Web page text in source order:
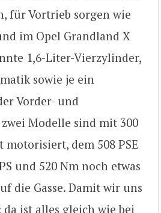
für Vortrieb sorgen wie
im Opel Grandland X
1,6-Liter-Vierzylinder,
sowie je ein
Vorder- und
Modelle sind mit 300
motorisiert, dem 508 PSE
und 520 Nm noch etwas
die Gasse. Damit wir uns
ist alles gleich wie bei